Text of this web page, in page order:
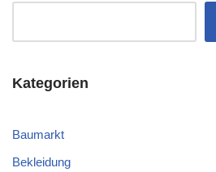
Kategorien
Baumarkt
Bekleidung